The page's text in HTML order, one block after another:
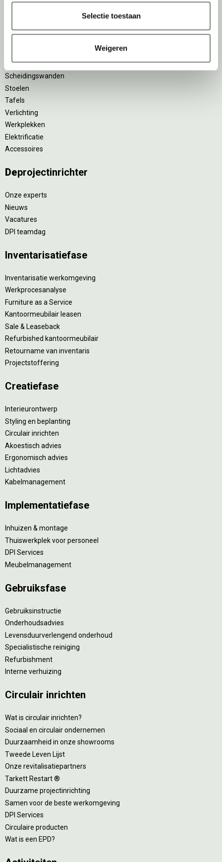
Selectie toestaan
Weigeren
Zitsta bureaus
Projectstoffering
Kantoorkasten
Scheidingswanden
Stoelen
Tafels
Verlichting
Werkplekken
Elektrificatie
Accessoires
Deprojectinrichter
Onze experts
Nieuws
Vacatures
DPI teamdag
Inventarisatiefase
Inventarisatie werkomgeving
Werkprocesanalyse
Furniture as a Service
Kantoormeubilair leasen
Sale & Leaseback
Refurbished kantoormeubilair
Retourname van inventaris
Projectstoffering
Creatiefase
Interieurontwerp
Styling en beplanting
Circulair inrichten
Akoestisch advies
Ergonomisch advies
Lichtadvies
Kabelmanagement
Implementatiefase
Inhuizen & montage
Thuiswerkplek voor personeel
DPI Services
Meubelmanagement
Gebruiksfase
Gebruiksinstructie
Onderhoudsadvies
Levensduurverlengend onderhoud
Specialistische reiniging
Refurbishment
Interne verhuizing
Circulair inrichten
Wat is circulair inrichten?
Sociaal en circulair ondernemen
Duurzaamheid in onze showrooms
Tweede Leven Lijst
Onze revitalisatiepartners
Tarkett Restart ®
Duurzame projectinrichting
Samen voor de beste werkomgeving
DPI Services
Circulaire producten
Wat is een EPD?